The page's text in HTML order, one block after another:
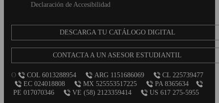
Declaración de Accesibilidad
DESCARGA TU CATÁLOGO DIGITAL
CONTACTA A UN ASESOR ESTUDIANTIL
O COL 6013288954 ARG 1151686069
CL 225739477
EC 024018808
MX 525553517225
PA 8365634
PE 017070346
VE (58) 2123359414 US 617 275-5955